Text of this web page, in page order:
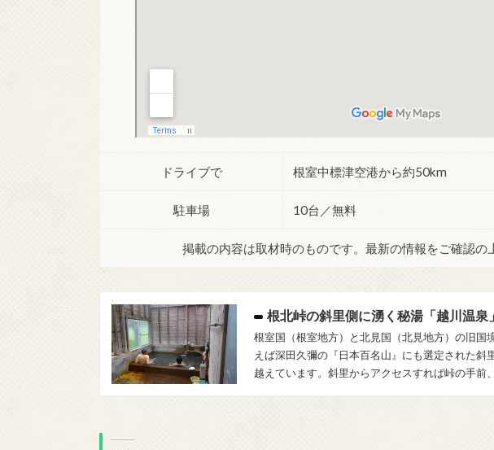
ドライブで 根室中標津空港から約50km
駐車場 10台／無料
掲載の内容は取材時のものです。最新の情報をご確認の
根北峠の斜里側に湧く秘湯「越川温泉」
根室国（根室地方）と北見国（北見地方）の旧国
えば深田久彌の『日本百名山』にも選定された斜
越えています。斜里からアクセスすれば峠の手前